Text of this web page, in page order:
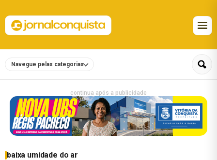
Navegue pelas categorias
continua após a publicidade
baixa umidade do ar